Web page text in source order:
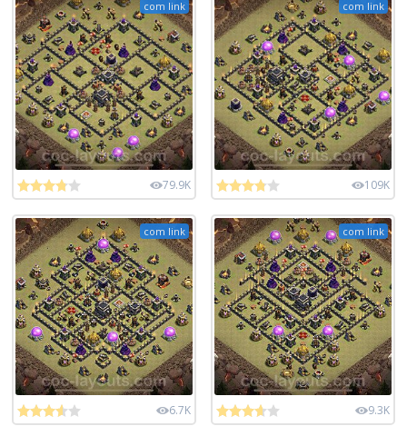
com link
79.9K
com link
109K
com link
6.7K
com link
9.3K